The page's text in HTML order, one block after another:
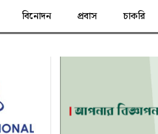
বিনোদন প্রবাস চাকরি